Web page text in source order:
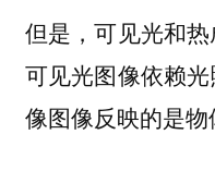
但是，可见光和热
可见光图像依赖
像图像反映的是物